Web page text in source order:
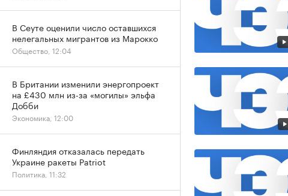
В Сеуте оценили число оставшихся
нелегальных мигрантов из Марокко
Общество, 12:04
В Британии изменили энергопроект
на £430 млн из-за «могилы» эльфа
Добби
Экономика, 12:00
Финляндия отказалась передать
Украине ракеты Patriot
Политика, 11:32